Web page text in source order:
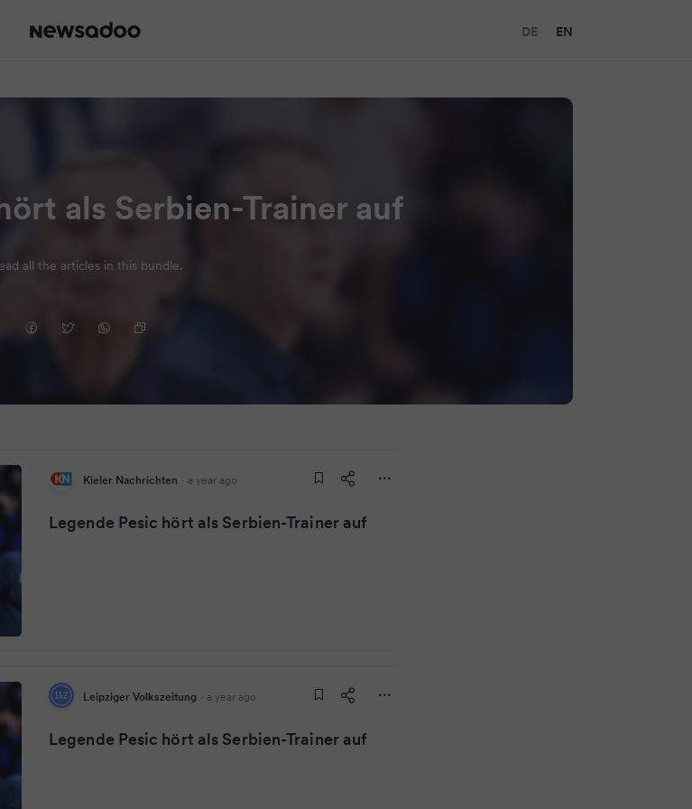
DE EN
als Serbien-Trainer auf
all the articles in this bundle.
Kieler Nachrichten · a year ago
Legende Pesic hört als Serbien-Trainer auf
Leipziger Volkszeitung · a year ago
Legende Pesic hört als Serbien-Trainer auf